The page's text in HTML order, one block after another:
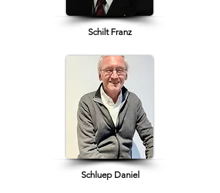
Schilt Franz
Schluep Daniel